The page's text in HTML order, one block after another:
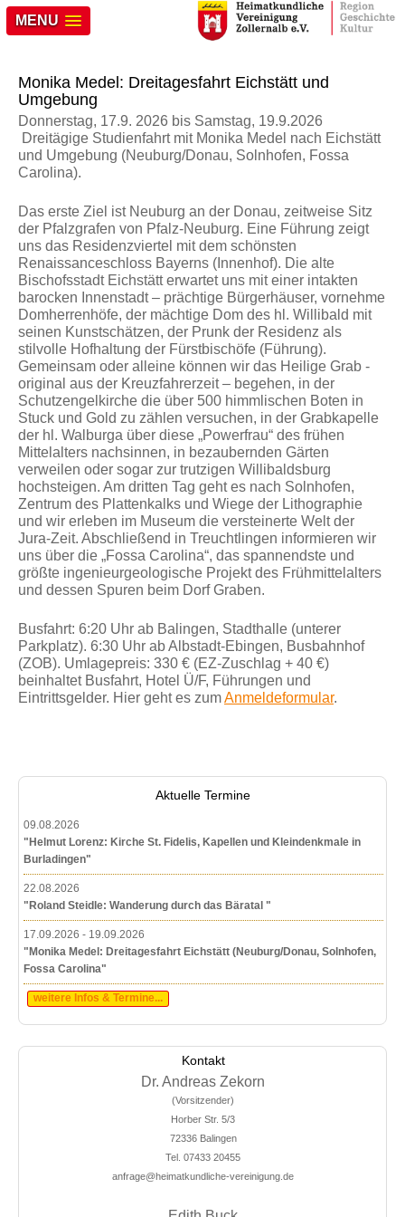
MENU
Monika Medel: Dreitagesfahrt Eichstätt und
Umgebung
Donnerstag, 17.9. 2026 bis Samstag, 19.9.2026
Dreitägige Studienfahrt mit Monika Medel nach Eichstätt
und Umgebung (Neuburg/Donau, Solnhofen, Fossa
Carolina).
Das erste Ziel ist Neuburg an der Donau, zeitweise Sitz
der Pfalzgrafen von Pfalz-Neuburg. Eine Führung zeigt
uns das Residenzviertel mit dem schönsten
Renaissanceschloss Bayerns (Innenhof). Die alte
Bischofsstadt Eichstätt erwartet uns mit einer intakten
barocken Innenstadt – prächtige Bürgerhäuser, vornehme
Domherrenhöfe, der mächtige Dom des hl. Willibald mit
seinen Kunstschätzen, der Prunk der Residenz als
stilvolle Hofhaltung der Fürstbischöfe (Führung).
Gemeinsam oder alleine können wir das Heilige Grab -
original aus der Kreuzfahrerzeit – begehen, in der
Schutzengelkirche die über 500 himmlischen Boten in
Stuck und Gold zu zählen versuchen, in der Grabkapelle
der hl. Walburga über diese „Powerfrau“ des frühen
Mittelalters nachsinnen, in bezaubernden Gärten
verweilen oder sogar zur trutzigen Willibaldsburg
hochsteigen. Am dritten Tag geht es nach Solnhofen,
Zentrum des Plattenkalks und Wiege der Lithographie
und wir erleben im Museum die versteinerte Welt der
Jura-Zeit. Abschließend in Treuchtlingen informieren wir
uns über die „Fossa Carolina“, das spannendste und
größte ingenieurgeologische Projekt des Frühmittelalters
und dessen Spuren beim Dorf Graben.
Busfahrt: 6:20 Uhr ab Balingen, Stadthalle (unterer
Parkplatz). 6:30 Uhr ab Albstadt-Ebingen, Busbahnhof
(ZOB). Umlagepreis: 330 € (EZ-Zuschlag + 40 €)
beinhaltet Busfahrt, Hotel Ü/F, Führungen und
Eintrittsgelder. Hier geht es zumAnmeldeformular.
Aktuelle Termine
09.08.2026
"Helmut Lorenz: Kirche St. Fidelis, Kapellen und Kleindenkmale in
Burladingen"
22.08.2026
"Roland Steidle: Wanderung durch das Bäratal "
17.09.2026 - 19.09.2026
"Monika Medel: Dreitagesfahrt Eichstätt (Neuburg/Donau, Solnhofen,
Fossa Carolina"
weitere Infos & Termine...
Kontakt
Dr. Andreas Zekorn
(Vorsitzender)
Horber Str. 5/3
72336 Balingen
Tel. 07433 20455
anfrage@heimatkundliche-vereinigung.de